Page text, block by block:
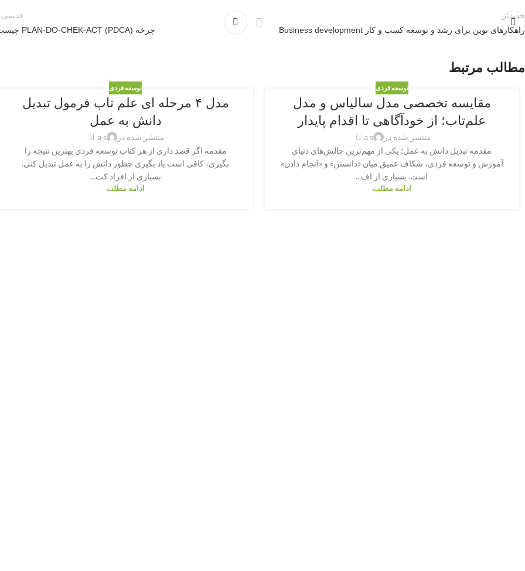
جدیدتر قدیمی
چرخه PLAN-DO-CHEK-ACT (PDCA) چیست؟
مطالب مرتبط
توسعه فردی
مقایسه تخصصی مدل سالیاس و مدل
علم‌تاب؛ از خودآگاهی تا اقدام پایدار
منتشر شده در
a s
مقدمه تبدیل دانش به عمل؛ یکی از مهم‌ترین چالش‌های دنیای
آموزش و توسعه فردی، شکاف عمیق میان «دانستن» و «انجام دادن»
است. بسیاری از اف...
ادامه مطلب
توسعه فردی
مدل ۴ مرحله ای علم تاب فرمول تبدیل
دانش به عمل
منتشر شده در
a s
مقدمه اگر قصد داری از هر کتاب توسعه فردی بهترین نتیجه را
بگیری، کافی است یاد بگیری چطور دانش را به عمل تبدیل کنی.
بسیاری از افراد کت...
ادامه مطلب